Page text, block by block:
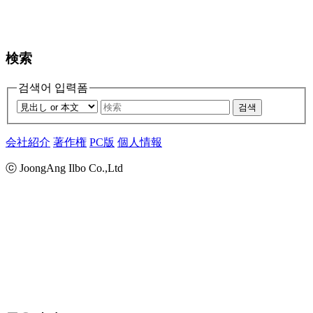
検索
검색어 입력폼
검색
会社紹介 著作権 PC版 個人情報
ⓒ JoongAng Ilbo Co.,Ltd